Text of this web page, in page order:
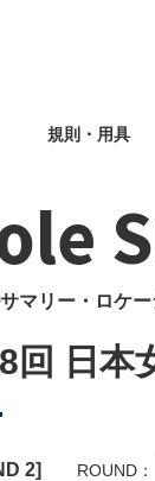
規則・用具
マリー・ロケ
回 日本
2] ROUND